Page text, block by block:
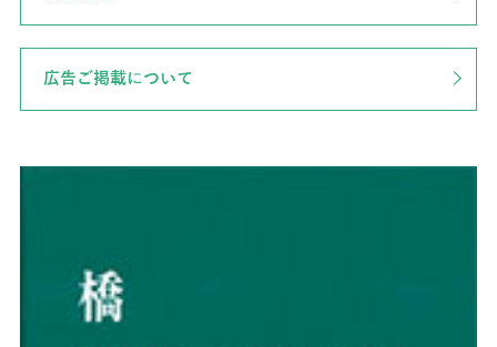
広告ご掲載について